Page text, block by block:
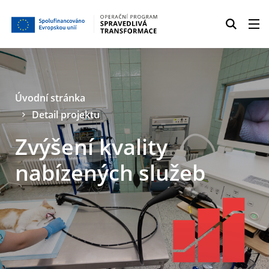
Úvodní stránka
Detail projektu
Zvýšení kvality
nabízených služeb